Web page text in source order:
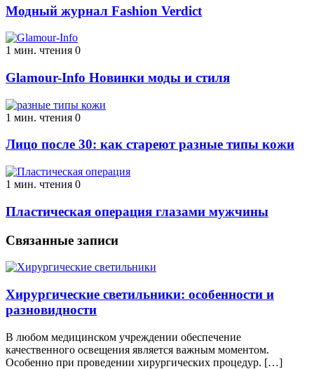
Модный журнал Fashion Verdict
1 мин. чтения 0
Glamour-Info Новинки моды и стиля
1 мин. чтения 0
Лицо после 30: как стареют разные типы кожи
1 мин. чтения 0
Пластическая операция глазами мужчины
Связанные записи
Хирургические светильники: особенности и
разновидности
В любом медицинском учреждении обеспечение
качественного освещения является важным моментом.
Особенно при проведении хирургических процедур. […]